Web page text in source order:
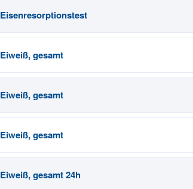
Eisenresorptionstest
Eiweiß, gesamt
Eiweiß, gesamt
Eiweiß, gesamt
Eiweiß, gesamt 24h